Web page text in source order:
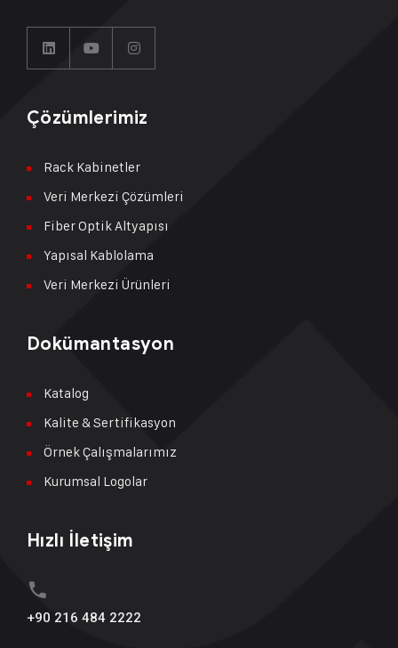
Çözümlerimiz
Rack Kabinetler
Veri Merkezi Çözümleri
Fiber Optik Altyapısı
Yapısal Kablolama
Veri Merkezi Ürünleri
Dokümantasyon
Katalog
Kalite & Sertifikasyon
Örnek Çalışmalarımız
Kurumsal Logolar
Hızlı İletişim
+90 216 484 2222